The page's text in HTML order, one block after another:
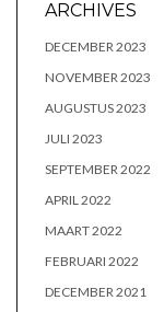
ARCHIVES
DECEMBER 2023
NOVEMBER 2023
AUGUSTUS 2023
JULI 2023
SEPTEMBER 2022
APRIL 2022
MAART 2022
FEBRUARI 2022
DECEMBER 2021